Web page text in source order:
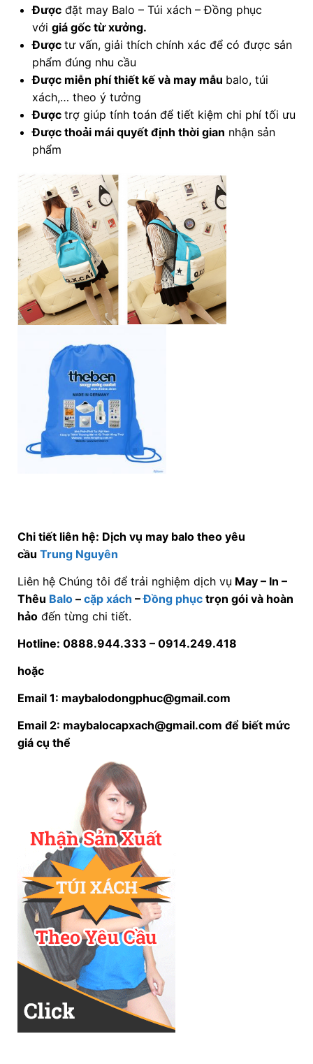
Đượcđặt may Balo – Túi xách – Đồng phục
với giá gốc từ xưởng.
Được tư vấn, giải thích chính xác để có được sản
phẩm đúng nhu cầu
Được miễn phí thiết kế và may mẫu balo, túi
xách,… theo ý tưởng
Được trợ giúp tính toán để tiết kiệm chi phí tối ưu
Được thoải mái quyết định thời gian nhận sản
phẩm
Chi tiết liên hệ: Dịch vụ may balo theo yêu
cầu Trung Nguyên
Liên hệ Chúng tôi để trải nghiệm dịch vụ May – In –
Thêu Balo– cặp xách –Đồng phụctrọn gói và hoàn
hảođến từng chi tiết.
Hotline: 0888.944.333 – 0914.249.418
hoặc
Email 1: maybalodongphuc@gmail.com
Email 2: maybalocapxach@gmail.com để biết mức
giá cụ thể